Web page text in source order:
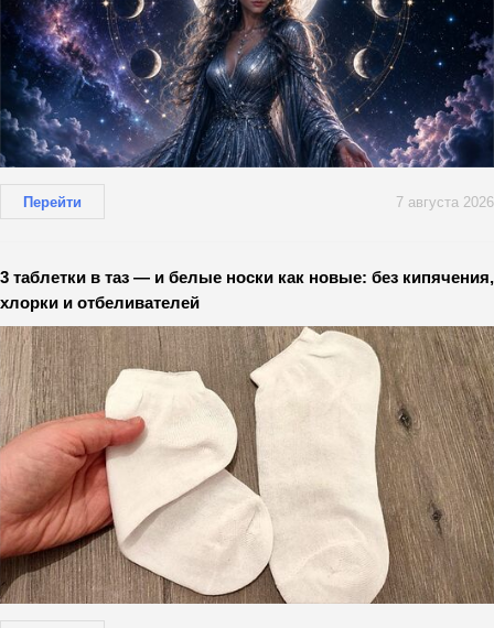
Перейти 7 августа 2026
3 таблетки в таз — и белые носки как новые: без кипячения,
хлорки и отбеливателей